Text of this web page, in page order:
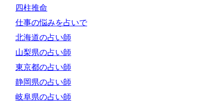
四柱推命
仕事の悩みを占いで
北海道の占い師
山梨県の占い師
東京都の占い師
静岡県の占い師
岐阜県の占い師